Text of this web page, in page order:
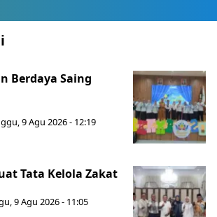
Berdaya Saing
9 Agu 2026 - 12:19
Tata Kelola Zakat
9 Agu 2026 - 11:05